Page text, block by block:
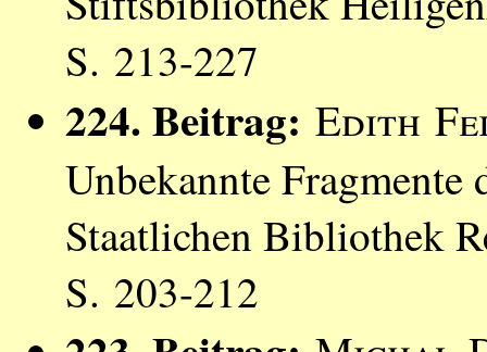
S. 213-227
224. Beitrag: Edith
Unbekannte Fragmente
Staatlichen Bibliothek
S. 203-212